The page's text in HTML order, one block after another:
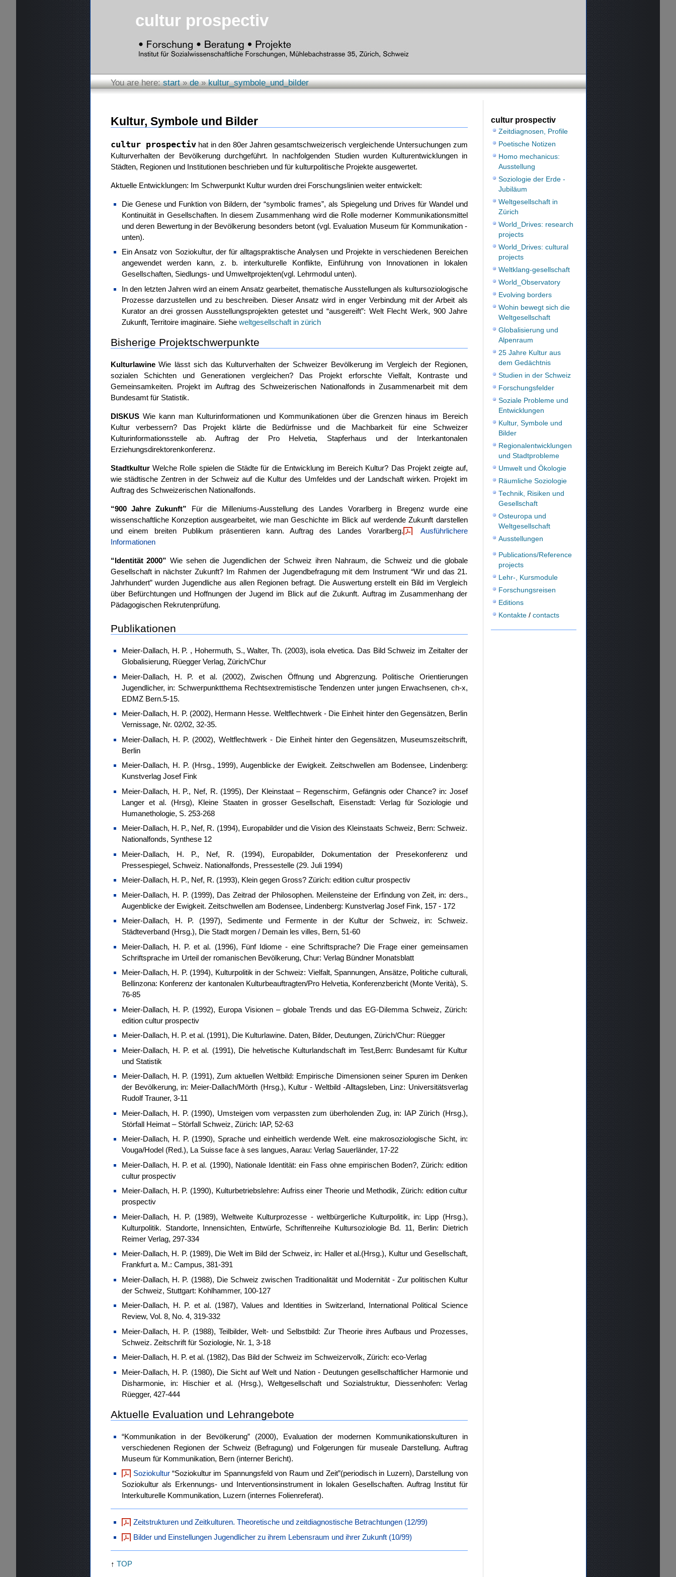
cultur prospectiv
You are here:start»de»kultur_symbole_und_bilder
Kultur, Symbole und Bilder
cultur prospectivhat in den 80er Jahren gesamtschweizerisch vergleichende Untersuchungen zum
Kulturverhalten der Bevölkerung durchgeführt. In nachfolgenden Studien wurden Kulturentwicklungen in
Städten, Regionen und Institutionen beschrieben und für kulturpolitische Projekte ausgewertet.
Aktuelle Entwicklungen: Im Schwerpunkt Kultur wurden drei Forschungslinien weiter entwickelt:
Die Genese und Funktion von Bildern, der “symbolic frames”, als Spiegelung und Drives für Wandel und
Kontinuität in Gesellschaften. In diesem Zusammenhang wird die Rolle moderner Kommunikationsmittel
und deren Bewertung in der Bevölkerung besonders betont (vgl. Evaluation Museum für Kommunikation -
unten).
Ein Ansatz von Soziokultur, der für alltagspraktische Analysen und Projekte in verschiedenen Bereichen
angewendet werden kann, z. b. interkulturelle Konflikte, Einführung von Innovationen in lokalen
Gesellschaften, Siedlungs- und Umweltprojekten(vgl. Lehrmodul unten).
In den letzten Jahren wird an einem Ansatz gearbeitet, thematische Ausstellungen als kultursoziologische
Prozesse darzustellen und zu beschreiben. Dieser Ansatz wird in enger Verbindung mit der Arbeit als
Kurator an drei grossen Ausstellungsprojekten getestet und “ausgereift”: Welt Flecht Werk, 900 Jahre
Zukunft, Territoire imaginaire. Siehe weltgesellschaft in zürich
Bisherige Projektschwerpunkte
KulturlawineWie lässt sich das Kulturverhalten der Schweizer Bevölkerung im Vergleich der Regionen,
sozialen Schichten und Generationen vergleichen? Das Projekt erforschte Vielfalt, Kontraste und
Gemeinsamkeiten. Projekt im Auftrag des Schweizerischen Nationalfonds in Zusammenarbeit mit dem
Bundesamt für Statistik.
DISKUSWie kann man Kulturinformationen und Kommunikationen über die Grenzen hinaus im Bereich
Kultur verbessern? Das Projekt klärte die Bedürfnisse und die Machbarkeit für eine Schweizer
Kulturinformationsstelle ab. Auftrag der Pro Helvetia, Stapferhaus und der Interkantonalen
Erziehungsdirektorenkonferenz.
StadtkulturWelche Rolle spielen die Städte für die Entwicklung im Bereich Kultur? Das Projekt zeigte auf,
wie städtische Zentren in der Schweiz auf die Kultur des Umfeldes und der Landschaft wirken. Projekt im
Auftrag des Schweizerischen Nationalfonds.
“900 Jahre Zukunft” Für die Milleniums-Ausstellung des Landes Vorarlberg in Bregenz wurde eine
wissenschaftliche Konzeption ausgearbeitet, wie man Geschichte im Blick auf werdende Zukunft darstellen
und einem breiten Publikum präsentieren kann. Auftrag des Landes Vorarlberg.
Ausführlichere
Informationen
“Identität 2000” Wie sehen die Jugendlichen der Schweiz ihren Nahraum, die Schweiz und die globale
Gesellschaft in nächster Zukunft? Im Rahmen der Jugendbefragung mit dem Instrument “Wir und das 21.
Jahrhundert” wurden Jugendliche aus allen Regionen befragt. Die Auswertung erstellt ein Bild im Vergleich
über Befürchtungen und Hoffnungen der Jugend im Blick auf die Zukunft. Auftrag im Zusammenhang der
Pädagogischen Rekrutenprüfung.
Publikationen
Meier-Dallach, H. P. , Hohermuth, S., Walter, Th. (2003), isola elvetica. Das Bild Schweiz im Zeitalter der
Globalisierung, Rüegger Verlag, Zürich/Chur
Meier-Dallach, H. P. et al. (2002), Zwischen Öffnung und Abgrenzung. Politische Orientierungen
Jugendlicher, in: Schwerpunktthema Rechtsextremistische Tendenzen unter jungen Erwachsenen, ch-x,
EDMZ Bern.5-15.
Meier-Dallach, H. P. (2002), Hermann Hesse. Weltflechtwerk - Die Einheit hinter den Gegensätzen, Berlin
Vernissage, Nr. 02/02, 32-35.
Meier-Dallach, H. P. (2002), Weltflechtwerk - Die Einheit hinter den Gegensätzen, Museumszeitschrift,
Berlin
Meier-Dallach, H. P. (Hrsg., 1999), Augenblicke der Ewigkeit. Zeitschwellen am Bodensee, Lindenberg:
Kunstverlag Josef Fink
Meier-Dallach, H. P., Nef, R. (1995), Der Kleinstaat – Regenschirm, Gefängnis oder Chance? in: Josef
Langer et al. (Hrsg), Kleine Staaten in grosser Gesellschaft, Eisenstadt: Verlag für Soziologie und
Humanethologie, S. 253-268
Meier-Dallach, H. P., Nef, R. (1994), Europabilder und die Vision des Kleinstaats Schweiz, Bern: Schweiz.
Nationalfonds, Synthese 12
Meier-Dallach, H. P., Nef, R. (1994), Europabilder, Dokumentation der Presekonferenz und
Pressespiegel, Schweiz. Nationalfonds, Pressestelle (29. Juli 1994)
Meier-Dallach, H. P., Nef, R. (1993), Klein gegen Gross? Zürich: edition cultur prospectiv
Meier-Dallach, H. P. (1999), Das Zeitrad der Philosophen. Meilensteine der Erfindung von Zeit, in: ders.,
Augenblicke der Ewigkeit. Zeitschwellen am Bodensee, Lindenberg: Kunstverlag Josef Fink, 157 - 172
Meier-Dallach, H. P. (1997), Sedimente und Fermente in der Kultur der Schweiz, in: Schweiz.
Städteverband (Hrsg.), Die Stadt morgen / Demain les villes, Bern, 51-60
Meier-Dallach, H. P. et al. (1996), Fünf Idiome - eine Schriftsprache? Die Frage einer gemeinsamen
Schriftsprache im Urteil der romanischen Bevölkerung, Chur: Verlag Bündner Monatsblatt
Meier-Dallach, H. P. (1994), Kulturpolitik in der Schweiz: Vielfalt, Spannungen, Ansätze, Politiche culturali,
Bellinzona: Konferenz der kantonalen Kulturbeauftragten/Pro Helvetia, Konferenzbericht (Monte Verità), S.
76-85
Meier-Dallach, H. P. (1992), Europa Visionen – globale Trends und das EG-Dilemma Schweiz, Zürich:
edition cultur prospectiv
Meier-Dallach, H. P. et al. (1991), Die Kulturlawine. Daten, Bilder, Deutungen, Zürich/Chur: Rüegger
Meier-Dallach, H. P. et al. (1991), Die helvetische Kulturlandschaft im Test,Bern: Bundesamt für Kultur
und Statistik
Meier-Dallach, H. P. (1991), Zum aktuellen Weltbild: Empirische Dimensionen seiner Spuren im Denken
der Bevölkerung, in: Meier-Dallach/Mörth (Hrsg.), Kultur - Weltbild -Alltagsleben, Linz: Universitätsverlag
Rudolf Trauner, 3-11
Meier-Dallach, H. P. (1990), Umsteigen vom verpassten zum überholenden Zug, in: IAP Zürich (Hrsg.),
Störfall Heimat – Störfall Schweiz, Zürich: IAP, 52-63
Meier-Dallach, H. P. (1990), Sprache und einheitlich werdende Welt. eine makrosoziologische Sicht, in:
Vouga/Hodel (Red.), La Suisse face à ses langues, Aarau: Verlag Sauerländer, 17-22
Meier-Dallach, H. P. et al. (1990), Nationale Identität: ein Fass ohne empirischen Boden?, Zürich: edition
cultur prospectiv
Meier-Dallach, H. P. (1990), Kulturbetriebslehre: Aufriss einer Theorie und Methodik, Zürich: edition cultur
prospectiv
Meier-Dallach, H. P. (1989), Weltweite Kulturprozesse - weltbürgerliche Kulturpolitik, in: Lipp (Hrsg.),
Kulturpolitik. Standorte, Innensichten, Entwürfe, Schriftenreihe Kultursoziologie Bd. 11, Berlin: Dietrich
Reimer Verlag, 297-334
Meier-Dallach, H. P. (1989), Die Welt im Bild der Schweiz, in: Haller et al.(Hrsg.), Kultur und Gesellschaft,
Frankfurt a. M.: Campus, 381-391
Meier-Dallach, H. P. (1988), Die Schweiz zwischen Traditionalität und Modernität - Zur politischen Kultur
der Schweiz, Stuttgart: Kohlhammer, 100-127
Meier-Dallach, H. P. et al. (1987), Values and Identities in Switzerland, International Political Science
Review, Vol. 8, No. 4, 319-332
Meier-Dallach, H. P. (1988), Teilbilder, Welt- und Selbstbild: Zur Theorie ihres Aufbaus und Prozesses,
Schweiz. Zeitschrift für Soziologie, Nr. 1, 3-18
Meier-Dallach, H. P. et al. (1982), Das Bild der Schweiz im Schweizervolk, Zürich: eco-Verlag
Meier-Dallach, H. P. (1980), Die Sicht auf Welt und Nation - Deutungen gesellschaftlicher Harmonie und
Disharmonie, in: Hischier et al. (Hrsg.), Weltgesellschaft und Sozialstruktur, Diessenhofen: Verlag
Rüegger, 427-444
Aktuelle Evaluation und Lehrangebote
“Kommunikation in der Bevölkerung” (2000), Evaluation der modernen Kommunikationskulturen in
verschiedenen Regionen der Schweiz (Befragung) und Folgerungen für museale Darstellung. Auftrag
Museum für Kommunikation, Bern (interner Bericht).
Soziokultur“Soziokultur im Spannungsfeld von Raum und Zeit”(periodisch in Luzern), Darstellung von
Soziokultur als Erkennungs- und Interventionsinstrument in lokalen Gesellschaften. Auftrag Institut für
Interkulturelle Kommunikation, Luzern (internes Folienreferat).
Zeitstrukturen und Zeitkulturen. Theoretische und zeitdiagnostische Betrachtungen (12/99)
Bilder und Einstellungen Jugendlicher zu ihrem Lebensraum und ihrer Zukunft (10/99)
↑ TOP
cultur prospectiv
Zeitdiagnosen, Profile
Poetische Notizen
Homo mechanicus:
Ausstellung
Soziologie der Erde -
Jubiläum
Weltgesellschaft in
Zürich
World_Drives: research
projects
World_Drives: cultural
projects
Weltklang-gesellschaft
World_Observatory
Evolving borders
Wohin bewegt sich die
Weltgesellschaft
Globalisierung und
Alpenraum
25 Jahre Kultur aus
dem Gedächtnis
Studien in der Schweiz
Forschungsfelder
Soziale Probleme und
Entwicklungen
Kultur, Symbole und
Bilder
Regionalentwicklungen
und Stadtprobleme
Umwelt und Ökologie
Räumliche Soziologie
Technik, Risiken und
Gesellschaft
Osteuropa und
Weltgesellschaft
Ausstellungen
Publications/Reference
projects
Lehr-, Kursmodule
Forschungsreisen
Editions
Kontakte/ contacts